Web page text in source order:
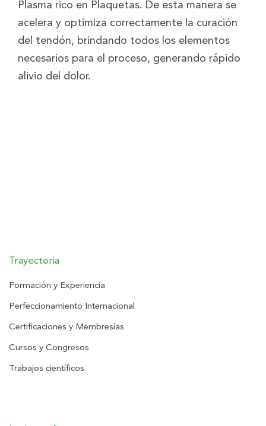
Plasma rico en Plaquetas. De esta manera se
acelera y optimiza correctamente la curación
del tendón, brindando todos los elementos
necesarios para el proceso, generando rápido
alivio del dolor.
Trayectoria
Formación y Experiencia
Perfeccionamiento Internacional
Certificaciones y Membresías
Cursos y Congresos
Trabajos científicos